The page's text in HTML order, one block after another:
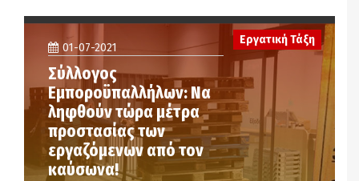
01-07-2021
Σύλλογος
Εμποροϋπαλλήλων: Να
ληφθούν τώρα μέτρα
προστασίας των
εργαζόμενων από τον
καύσωνα!
Εργατική Τάξη